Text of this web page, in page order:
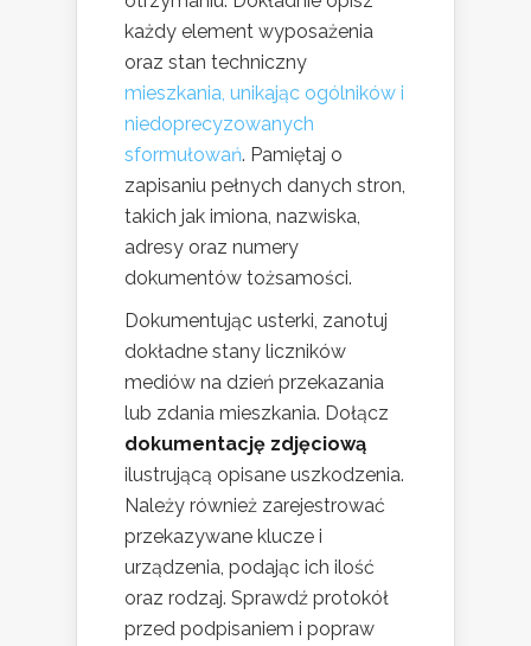
każdy element wyposażenia
oraz stan techniczny
mieszkania, unikając ogólników i
niedoprecyzowanych
sformułowań. Pamiętaj o
zapisaniu pełnych danych stron,
takich jak imiona, nazwiska,
adresy oraz numery
dokumentów tożsamości.
Dokumentując usterki, zanotuj
dokładne stany liczników
mediów na dzień przekazania
lub zdania mieszkania. Dołącz
dokumentację zdjęciową
ilustrującą opisane uszkodzenia.
Należy również zarejestrować
przekazywane klucze i
urządzenia, podając ich ilość
oraz rodzaj. Sprawdź protokół
przed podpisaniem i popraw